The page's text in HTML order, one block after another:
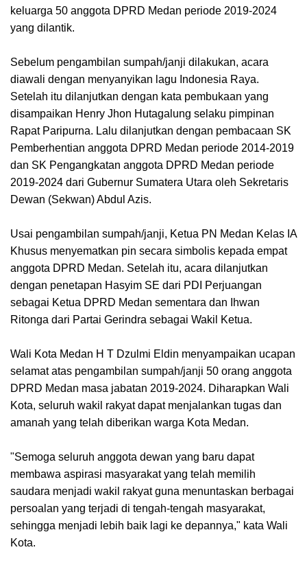
keluarga 50 anggota DPRD Medan periode 2019-2024
yang dilantik.
Sebelum pengambilan sumpah/janji dilakukan, acara
diawali dengan menyanyikan lagu Indonesia Raya.
Setelah itu dilanjutkan dengan kata pembukaan yang
disampaikan Henry Jhon Hutagalung selaku pimpinan
Rapat Paripurna. Lalu dilanjutkan dengan pembacaan SK
Pemberhentian anggota DPRD Medan periode 2014-2019
dan SK Pengangkatan anggota DPRD Medan periode
2019-2024 dari Gubernur Sumatera Utara oleh Sekretaris
Dewan (Sekwan) Abdul Azis.
Usai pengambilan sumpah/janji, Ketua PN Medan Kelas IA
Khusus menyematkan pin secara simbolis kepada empat
anggota DPRD Medan. Setelah itu, acara dilanjutkan
dengan penetapan Hasyim SE dari PDI Perjuangan
sebagai Ketua DPRD Medan sementara dan Ihwan
Ritonga dari Partai Gerindra sebagai Wakil Ketua.
Wali Kota Medan H T Dzulmi Eldin menyampaikan ucapan
selamat atas pengambilan sumpah/janji 50 orang anggota
DPRD Medan masa jabatan 2019-2024. Diharapkan Wali
Kota, seluruh wakil rakyat dapat menjalankan tugas dan
amanah yang telah diberikan warga Kota Medan.
"Semoga seluruh anggota dewan yang baru dapat
membawa aspirasi masyarakat yang telah memilih
saudara menjadi wakil rakyat guna menuntaskan berbagai
persoalan yang terjadi di tengah-tengah masyarakat,
sehingga menjadi lebih baik lagi ke depannya," kata Wali
Kota.